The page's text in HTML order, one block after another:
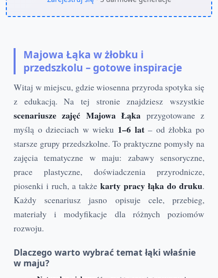
Majowa Łąka w żłobku i
przedszkolu – gotowe inspiracje
Witaj w miejscu, gdzie wiosenna przyroda spotyka się
z edukacją. Na tej stronie znajdziesz wszystkie
scenariusze zajęć Majowa Łąka przygotowane z
myślą o dzieciach w wieku 1–6 lat– od żłobka po
starsze grupy przedszkolne. To praktyczne pomysły na
zajęcia tematyczne w maju: zabawy sensoryczne,
prace plastyczne, doświadczenia przyrodnicze,
piosenki i ruch, a także karty pracy łąka do druku.
Każdy scenariusz jasno opisuje cele, przebieg,
materiały i modyfikacje dla różnych poziomów
rozwoju.
Dlaczego warto wybrać temat łąki właśnie
w maju?